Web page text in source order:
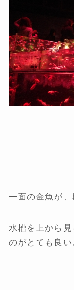
一面の金魚が、
水槽を上から
のがとても良い